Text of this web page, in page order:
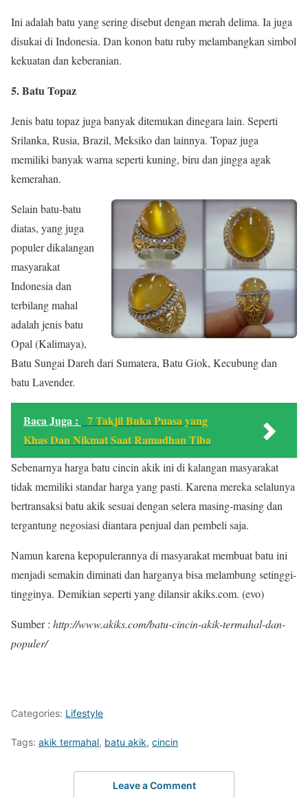
Ini adalah batu yang sering disebut dengan merah delima. Ia juga
disukai di Indonesia. Dan konon batu ruby melambangkan simbol
kekuatan dan keberanian.
5. Batu Topaz
Jenis batu topaz juga banyak ditemukan dinegara lain. Seperti
Srilanka, Rusia, Brazil, Meksiko dan lainnya. Topaz juga
memiliki banyak warna seperti kuning, biru dan jingga agak
kemerahan.
Selain batu-batu
diatas, yang juga
populer dikalangan
masyarakat
Indonesia dan
terbilang mahal
adalah jenis batu
Opal (Kalimaya),
Batu Sungai Dareh dari Sumatera, Batu Giok, Kecubung dan
batu Lavender.
Baca Juga :
7 Takjil Buka Puasa yang
Khas Dan Nikmat Saat Ramadhan Tiba
Sebenarnya harga batu cincin akik ini di kalangan masyarakat
tidak memiliki standar harga yang pasti. Karena mereka selalunya
bertransaksi batu akik sesuai dengan selera masing-masing dan
tergantung negosiasi diantara penjual dan pembeli saja.
Namun karena kepopulerannya di masyarakat membuat batu ini
menjadi semakin diminati dan harganya bisa melambung setinggi-
tingginya. Demikian seperti yang dilansir akiks.com. (evo)
Sumber : http://www.akiks.com/batu-cincin-akik-termahal-dan-
populer/
Categories: Lifestyle
Tags: akik termahal, batu akik, cincin
Leave a Comment